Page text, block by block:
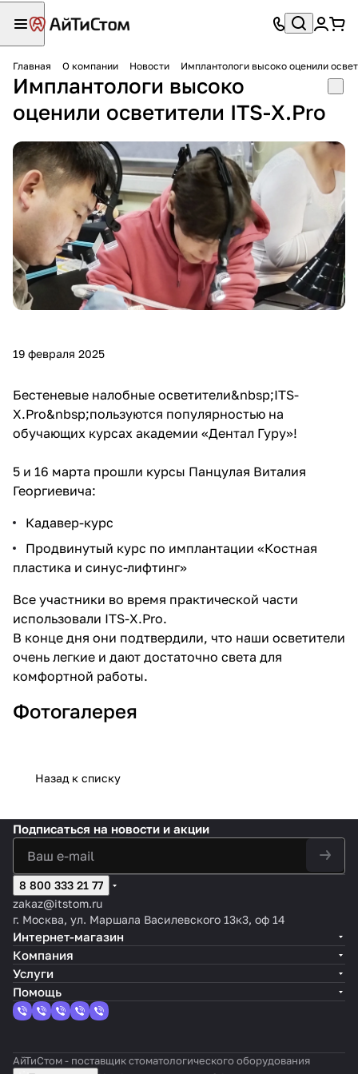
Главная О компании Новости Имплантологи высоко оценили
Имплантологи высоко
оценили осветители ITS-X.Pro
19 февраля 2025
Бестеневые налобные осветители&nbsp;ITS-
X.Pro&nbsp;пользуются популярностью на
обучающих курсах академии «Дентал Гуру»!
5 и 16 марта прошли курсы Панцулая Виталия
Георгиевича:
Кадавер-курс
Продвинутый курс по имплантации «Костная
пластика и синус-лифтинг»
Все участники во время практической части
использовали ITS-X.Pro.
В конце дня они подтвердили, что наши осветители
очень легкие и дают достаточно света для
комфортной работы.
Фотогалерея
Назад к списку
Подписаться на новости и акции
8 800 333 21 77
zakaz@itstom.ru
г. Москва, ул. Маршала Василевского 13к3, оф 14
Интернет-магазин
Компания
Услуги
Помощь
АйТиСтом - поставщик стоматологического оборудования